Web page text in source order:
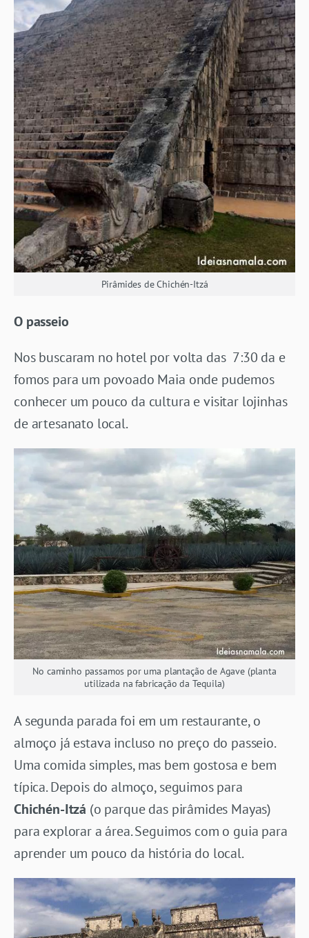
Pirâmides de Chichén-Itzá
O passeio
Nos buscaram no hotel por volta das 7:30 da e
fomos para um povoado Maia onde pudemos
conhecer um pouco da cultura e visitar lojinhas
de artesanato local.
No caminho passamos por uma plantação de Agave (planta
utilizada na fabricação da Tequila)
A segunda parada foi em um restaurante, o
almoço já estava incluso no preço do passeio.
Uma comida simples, mas bem gostosa e bem
típica. Depois do almoço, seguimos para
Chichén-Itzá (o parque das pirâmides Mayas)
para explorar a área. Seguimos com o guia para
aprender um pouco da história do local.